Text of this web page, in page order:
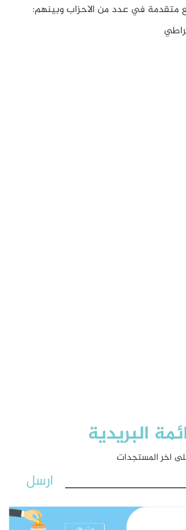
متقدمة في عدد من الاحزاب وبينهم:
البريدية
اخر المستجدات
ارسل